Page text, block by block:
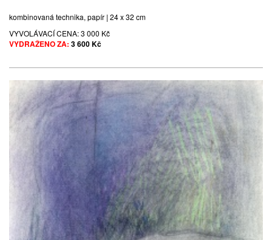
kombinovaná technika, papír | 24 x 32 cm
VYVOLÁVACÍ CENA:3 000 Kč
VYDRAŽENO ZA: 3 600 Kč